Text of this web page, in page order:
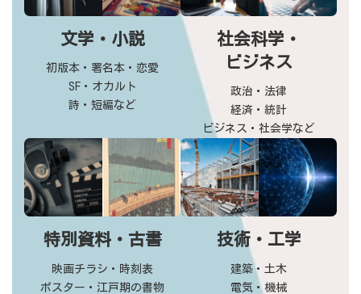
文学・小説
初版本・署名本・恋愛
SF・オカルト
詩・短編など
社会科学・
ビジネス
政治・法律
経済・統計
ビジネス・社会学など
特別資料・古書
映画チラシ・時刻表
ポスター・江戸期の書物
技術・工学
建築・土木
電気・機械